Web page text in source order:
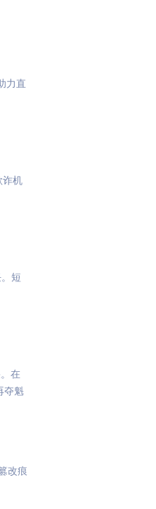
力直
诈机
短
在
夺魁
改痕